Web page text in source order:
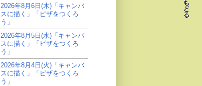
2026年8月6日(木)「キャンバ
スに描く」「ピザをつくろ
う」
2026年8月5日(水)「キャンバ
スに描く」「ピザをつくろ
う」
2026年8月4日(火)「キャンバ
スに描く」「ピザをつくろ
う」